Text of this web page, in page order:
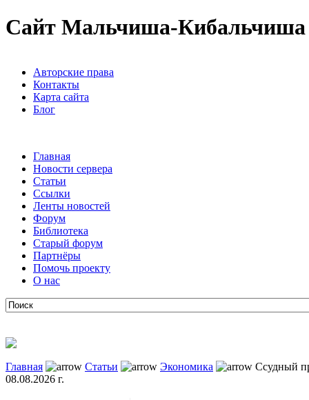
Сайт Мальчиша-Кибальчиша
Авторские права
Контакты
Карта сайта
Блог
Главная
Новости сервера
Статьи
Ссылки
Ленты новостей
Форум
Библиотека
Старый форум
Партнёры
Помочь проекту
О нас
Главная Статьи Экономика
Ссудный
08.08.2026 г.